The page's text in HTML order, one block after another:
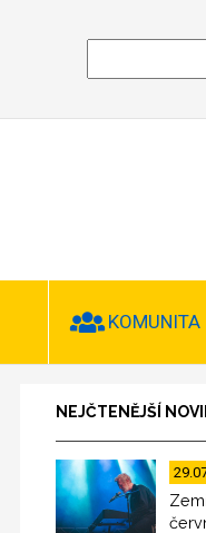
KOMUNITA
NEJČTENĚJŠÍ